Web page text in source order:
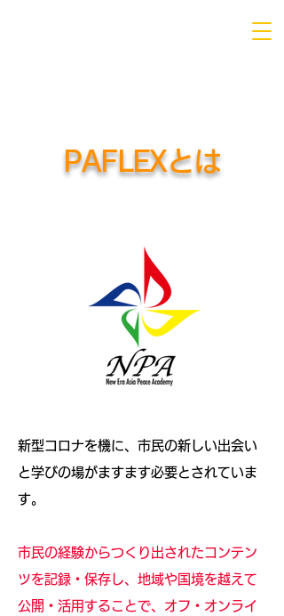
PAFLEXとは
新型コロナを機に、市民の新しい出会い
と学びの場がますます必要とされていま
す。
市民の経験からつくり出されたコンテン
ツを記録・保存し、地域や国境を越えて
公開・活用することで、オフ・オンライ